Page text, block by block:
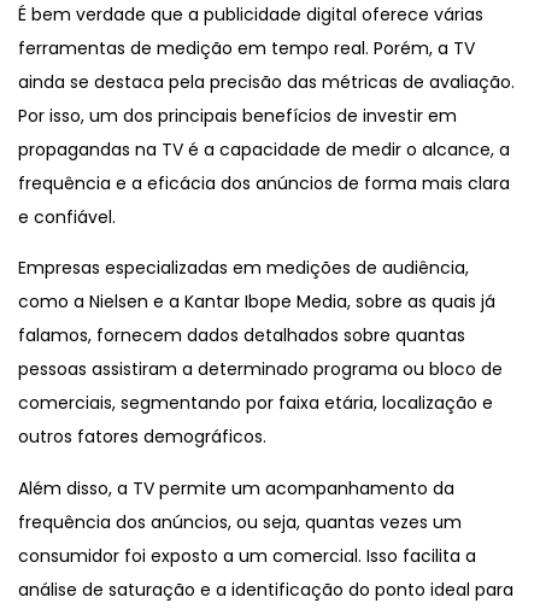
É bem verdade que a publicidade digital oferece várias
ferramentas de medição em tempo real. Porém, a TV
ainda se destaca pela precisão das métricas de avaliação.
Por isso, um dos principais benefícios de investir em
propagandas na TV é a capacidade de medir o alcance, a
frequência e a eficácia dos anúncios de forma mais clara
e confiável.
Empresas especializadas em medições de audiência,
como a Nielsen e a Kantar Ibope Media, sobre as quais já
falamos, fornecem dados detalhados sobre quantas
pessoas assistiram a determinado programa ou bloco de
comerciais, segmentando por faixa etária, localização e
outros fatores demográficos.
Além disso, a TV permite um acompanhamento da
frequência dos anúncios, ou seja, quantas vezes um
consumidor foi exposto a um comercial. Isso facilita a
análise de saturação e a identificação do ponto ideal para